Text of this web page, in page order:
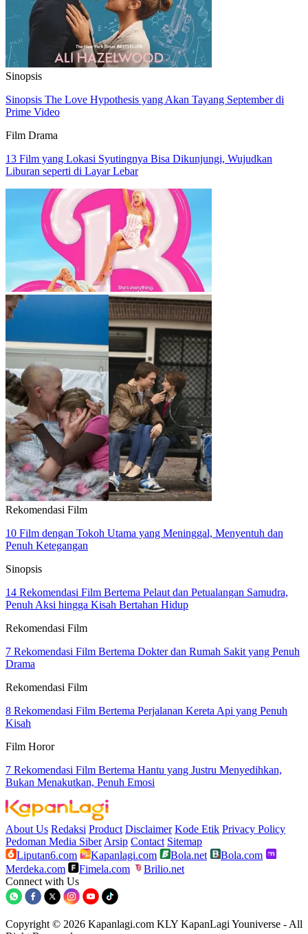
Sinopsis
Sinopsis The Love Hypothesis yang Akan Tayang September di
Prime Video
Film Drama
13 Film yang Lokasi Syutingnya Bisa Dikunjungi, Wujudkan
Liburan seperti di Layar Lebar
Rekomendasi Film
10 Film dengan Tokoh Utama yang Meninggal, Menyentuh dan
Penuh Ketegangan
Sinopsis
14 Rekomendasi Film Bertema Pelaut dan Petualangan Samudra,
Penuh Aksi hingga Kisah Bertahan Hidup
Rekomendasi Film
7 Rekomendasi Film Bertema Dokter dan Rumah Sakit yang Penuh
Drama
Rekomendasi Film
8 Rekomendasi Film Bertema Perjalanan Kereta Api yang Penuh
Kisah
Film Horor
7 Rekomendasi Film Bertema Hantu yang Justru Menyedihkan,
Bukan Menakutkan, Penuh Emosi
About Us Redaksi Product Disclaimer Kode Etik Privacy Policy
Pedoman Media Siber Arsip Contact Sitemap
Liputan6.com
Kapanlagi.com Bola.net
Bola.com
Merdeka.com
Fimela.com
Brilio.net
Connect with Us
Copyright © 2026 Kapanlagi.com KLY KapanLagi Youniverse - All